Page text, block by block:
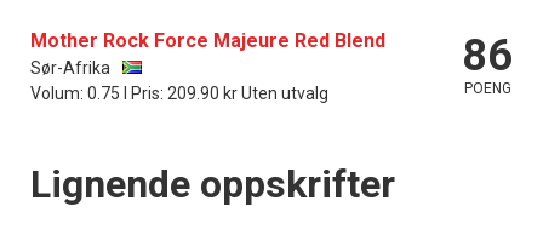
Mother Rock Force Majeure Red Blend
Sør-Afrika
Volum: 0.75 l Pris: 209.90 kr Uten utvalg
86
POENG
Lignende oppskrifter